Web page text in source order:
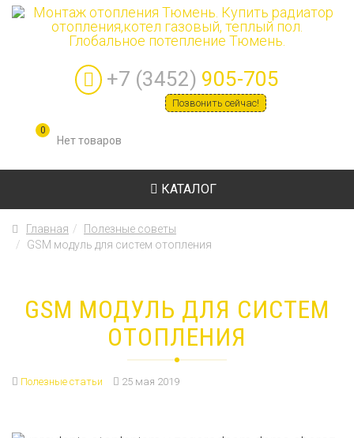
+7 (3452) 905-705
Позвонить сейчас!
0
КАТАЛОГ
Главная
Полезные советы
GSM модуль для систем отопления
GSM МОДУЛЬ ДЛЯ СИСТЕМ
ОТОПЛЕНИЯ
Полезные статьи 25 мая 2019